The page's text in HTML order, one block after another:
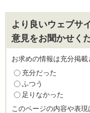
より良いウェブサ
意見をお聞かせく
お求めの情報は充分掲
充分だった
ふつう
足りなかった
このページの内容や表